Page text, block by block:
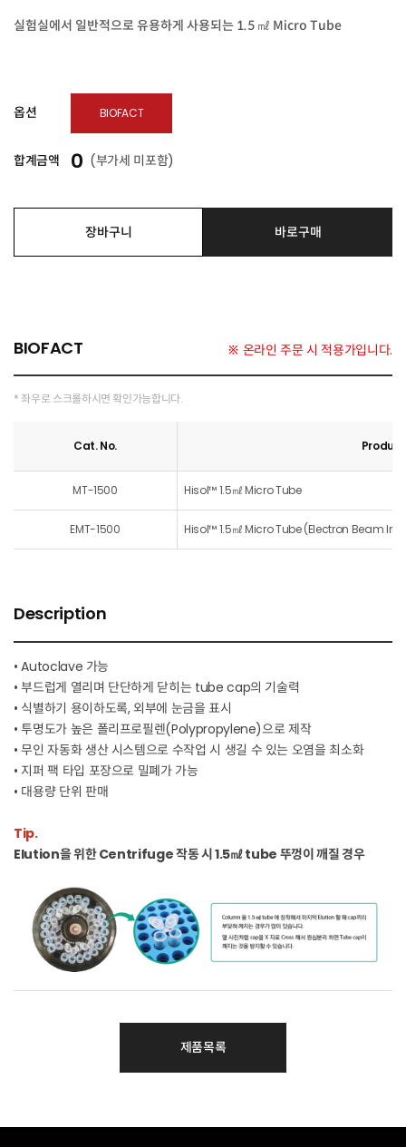
실험실에서 일반적으로 유용하게 사용되는 1.5 ㎖ Micro Tube
옵션 BIOFACT
합계금액 0 (부가세 미포함)
장바구니 바로구매
BIOFACT ※ 온라인 주문 시 적용가입니다.
* 좌우로 스크롤하시면 확인가능합니다.
Cat. No. Product
MT-1500 Hisol™ 1.5㎖ Micro Tube
EMT-1500 Hisol™ 1.5㎖ Micro Tube (Electron Beam
Description
• Autoclave 가능
• 부드럽게 열리며 단단하게 닫히는 tube cap의 기술력
• 식별하기 용이하도록, 외부에 눈금을 표시
• 투명도가 높은 폴리프로필렌(Polypropylene)으로 제작
• 무인 자동화 생산 시스템으로 수작업 시 생길 수 있는 오염을 최소화
• 지퍼 팩 타입 포장으로 밀폐가 가능
• 대용량 단위 판매
Tip.
Elution을 위한 Centrifuge 작동 시 1.5㎖ tube 뚜껑이 깨질 경우
제품목록